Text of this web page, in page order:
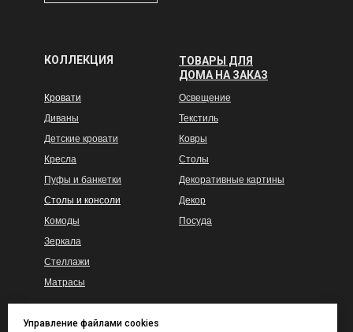
Управление файлами cookies
Освещение
Текстиль
Ковры
Столы
Декоративные картины
Декор
Посуда
Кровати
Диваны
Детские кровати
Кресла
Пуфы и банкетки
Столы и консоли
Комоды
Зеркала
Стеллажи
Матрасы
ТОВАРЫ ДЛЯ
ДОМА НА ЗАКАЗ
КОЛЛЕКЦИЯ